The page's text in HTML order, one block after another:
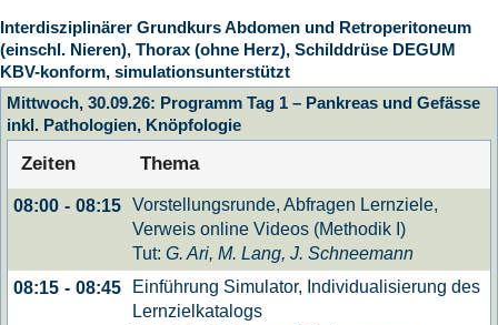
(einschl. Nieren), Thorax (ohne Herz), Schilddrüse DEGUM
KBV-konform, simulationsunterstützt
Mittwoch, 30.09.26: Programm Tag 1 – Pankreas und Gefässe
inkl. Pathologien, Knöpfologie
Zeiten Thema
08:00 - 08:15 Vorstellungsrunde, Abfragen Lernziele,
Verweis online Videos (Methodik I)
Tut: G. Ari, M. Lang, J. Schneemann
08:15 - 08:45
Einführung Simulator, Individualisierung des
Lernzielkatalogs